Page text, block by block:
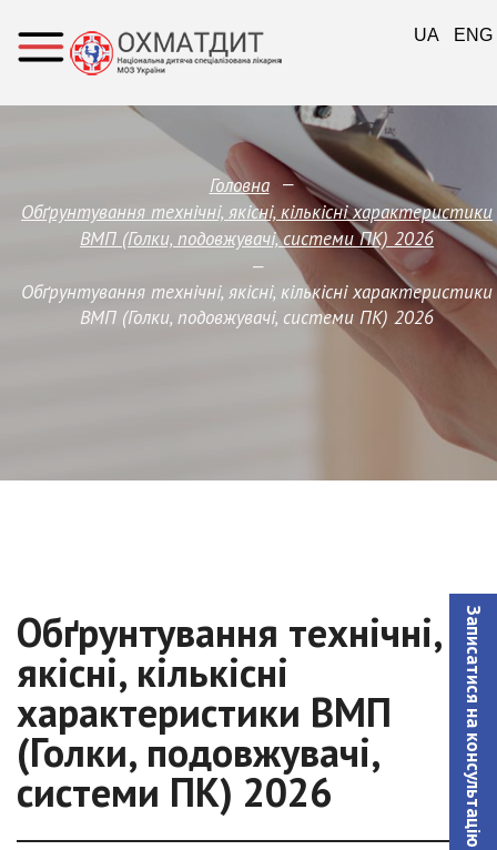
Записатися на консультацiю
Головна —
Обґрунтування технічні, якісні, кількісні характеристики
ВМП (Голки, подовжувачі, системи ПК) 2026
—
Обґрунтування технічні, якісні, кількісні характеристики
ВМП (Голки, подовжувачі, системи ПК) 2026
Обґрунтування технічні,
якісні, кількісні
характеристики ВМП
(Голки, подовжувачі,
системи ПК) 2026
UA ENG